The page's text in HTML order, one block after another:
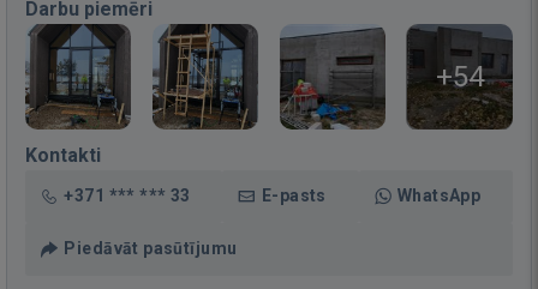
Darbu piemēri
+54
Kontakti
+371 *** *** 33 E-pasts WhatsApp
Piedāvāt pasūtījumu